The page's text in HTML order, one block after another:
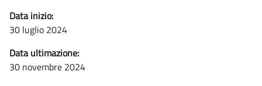
Data inizio:
30 luglio 2024
Data ultimazione:
30 novembre 2024